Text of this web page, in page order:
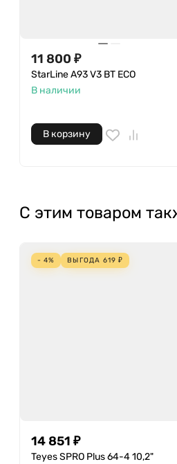
11 800 ₽
StarLine A93 V3 BT ECO
В наличии
В корзину
С этим товаром
- 4% ВЫГОДА 619 ₽
14 851 ₽
Teyes SPRO Plus 64-4 10,2"